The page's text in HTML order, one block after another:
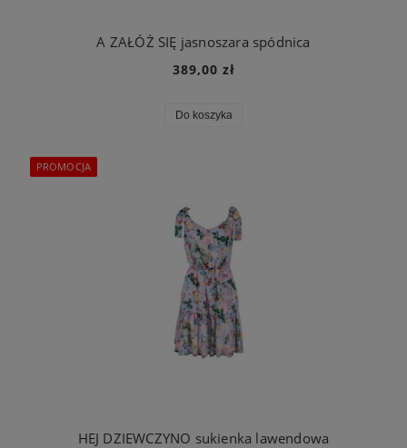
A ZAŁÓŻ SIĘ jasnoszara spódnica
389,00 zł
Do koszyka
HEJ DZIEWCZYNO sukienka lawendowa
PROMOCJA